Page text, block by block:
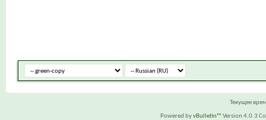
Текущее
Powered byvBulletin™ Version 4.0.3